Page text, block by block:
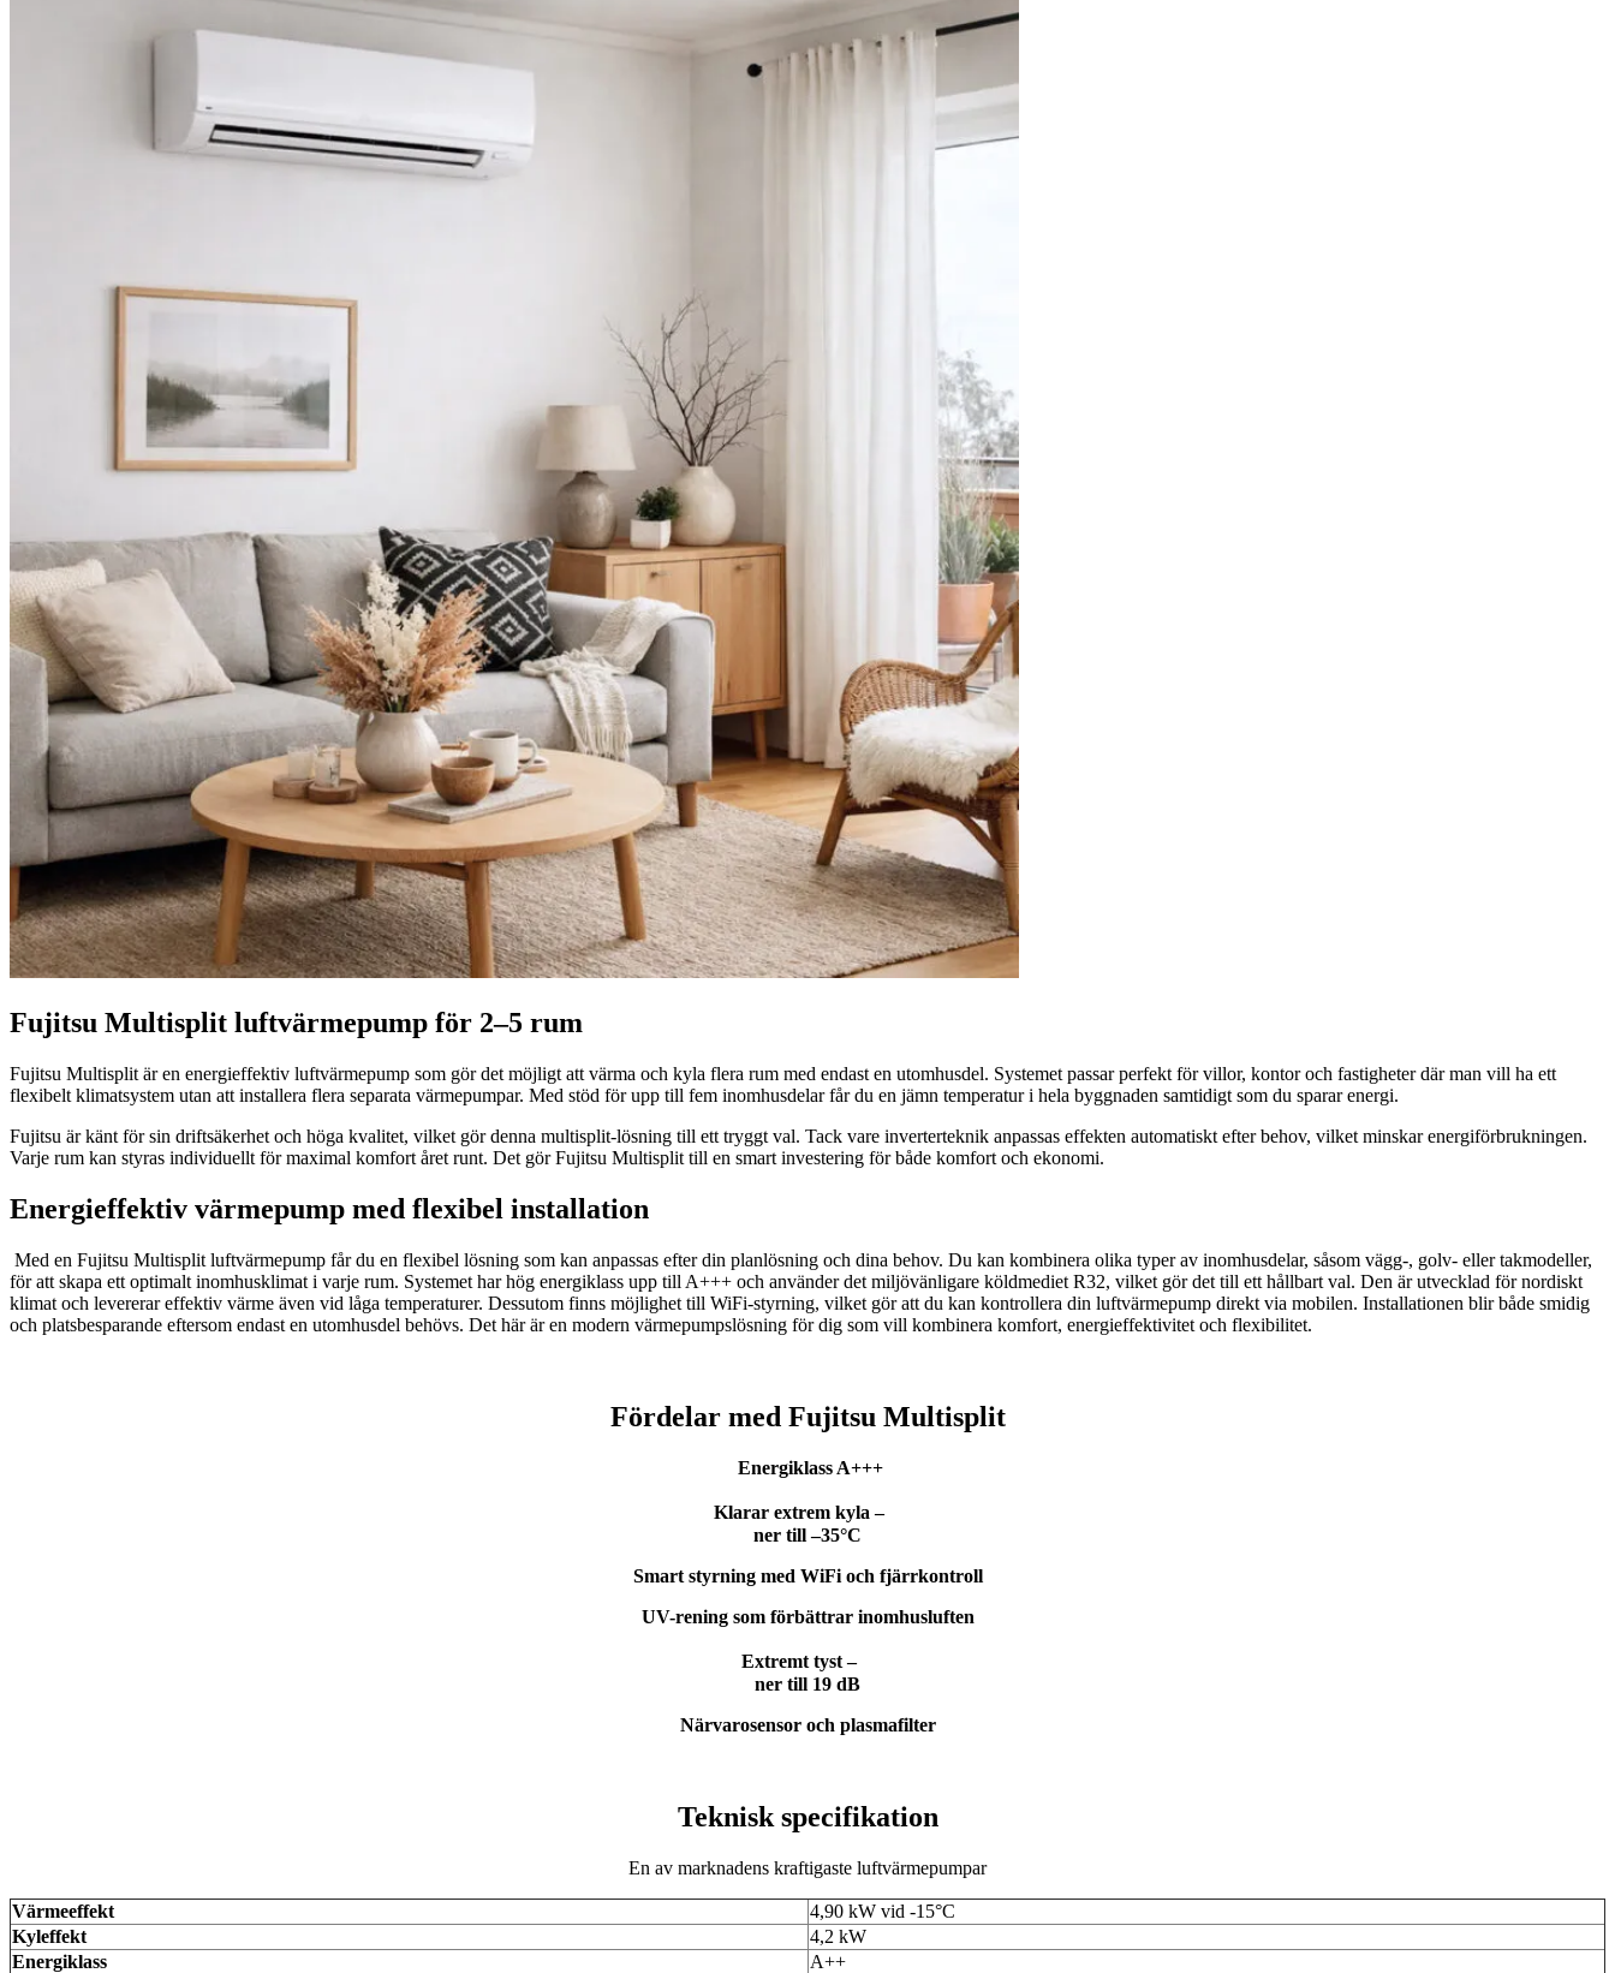
Fujitsu Multisplit luftvärmepump för 2–5 rum
Fujitsu Multisplit är en energieffektiv luftvärmepump som gör det möjligt att värma och kyla flera rum med endast en utomhusdel. Systemet passar perfekt för villor, kontor och fastigheter där man vill ha ett
flexibelt klimatsystem utan att installera flera separata värmepumpar. Med stöd för upp till fem inomhusdelar får du en jämn temperatur i hela byggnaden samtidigt som du sparar energi.
Fujitsu är känt för sin driftsäkerhet och höga kvalitet, vilket gör denna multisplit-lösning till ett tryggt val. Tack vare inverterteknik anpassas effekten automatiskt efter behov, vilket minskar energiförbrukningen.
Varje rum kan styras individuellt för maximal komfort året runt. Det gör Fujitsu Multisplit till en smart investering för både komfort och ekonomi.
Energieffektiv värmepump med flexibel installation
Med en Fujitsu Multisplit luftvärmepump får du en flexibel lösning som kan anpassas efter din planlösning och dina behov. Du kan kombinera olika typer av inomhusdelar, såsom vägg-, golv- eller takmodeller,
för att skapa ett optimalt inomhusklimat i varje rum. Systemet har hög energiklass upp till A+++ och använder det miljövänligare köldmediet R32, vilket gör det till ett hållbart val. Den är utvecklad för nordiskt
klimat och levererar effektiv värme även vid låga temperaturer. Dessutom finns möjlighet till WiFi-styrning, vilket gör att du kan kontrollera din luftvärmepump direkt via mobilen. Installationen blir både smidig
och platsbesparande eftersom endast en utomhusdel behövs. Det här är en modern värmepumpslösning för dig som vill kombinera komfort, energieffektivitet och flexibilitet.
Fördelar med Fujitsu Multisplit
Energiklass A+++
Klarar extrem kyla –
ner till –35°C
Smart styrning med WiFi och fjärrkontroll
UV-rening som förbättrar inomhusluften
Extremt tyst –
ner till 19 dB
Närvarosensor och plasmafilter
Teknisk specifikation
En av marknadens kraftigaste luftvärmepumpar
Värmeeffekt
4,90 kW vid -15°C
Kyleffekt
4,2 kW
Energiklass
A++